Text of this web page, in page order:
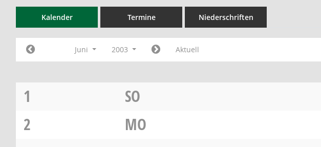
Kalender Termine Niederschriften
Juni 2003 Aktuell
1
SO
2
MO